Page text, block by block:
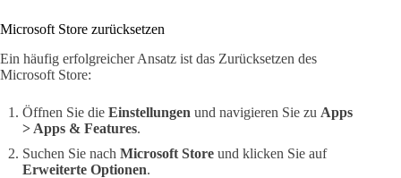
Microsoft Store zurücksetzen
Ein häufig erfolgreicher Ansatz ist das Zurücksetzen des
Microsoft Store:
Öffnen Sie die Einstellungen und navigieren Sie zu Apps
> Apps & Features.
Suchen Sie nach Microsoft Store und klicken Sie auf
Erweiterte Optionen.